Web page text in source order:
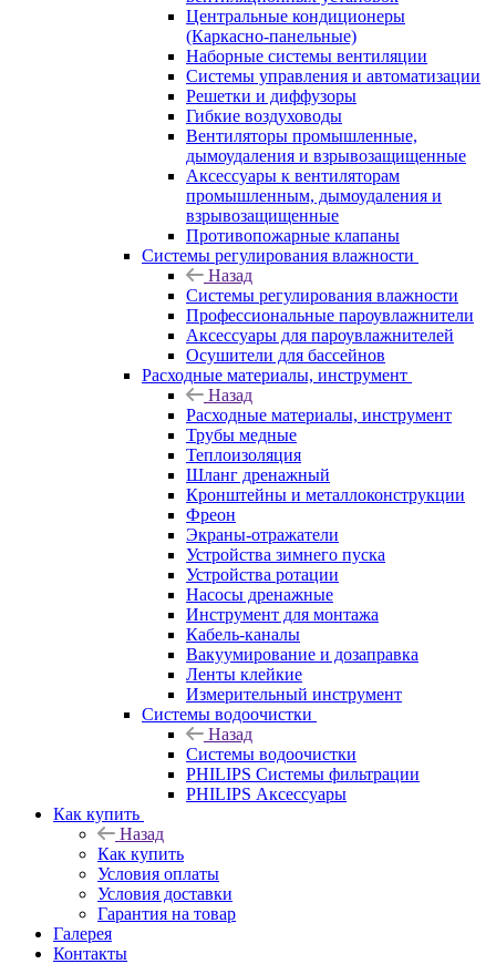
Центральные кондиционеры
(Каркасно-панельные)
Наборные системы вентиляции
Системы управления и автоматизации
Решетки и диффузоры
Гибкие воздуховоды
Вентиляторы промышленные,
дымоудаления и взрывозащищенные
Аксессуары к вентиляторам
промышленным, дымоудаления и
взрывозащищенные
Противопожарные клапаны
Системы регулирования влажности
Назад
Системы регулирования влажности
Профессиональные пароувлажнители
Аксессуары для пароувлажнителей
Осушители для бассейнов
Расходные материалы, инструмент
Назад
Расходные материалы, инструмент
Трубы медные
Теплоизоляция
Шланг дренажный
Кронштейны и металлоконструкции
Фреон
Экраны-отражатели
Устройства зимнего пуска
Устройства ротации
Насосы дренажные
Инструмент для монтажа
Кабель-каналы
Вакуумирование и дозаправка
Ленты клейкие
Измерительный инструмент
Системы водоочистки
Назад
Системы водоочистки
PHILIPS Системы фильтрации
PHILIPS Аксессуары
Как купить
Назад
Как купить
Условия оплаты
Условия доставки
Гарантия на товар
Галерея
Контакты